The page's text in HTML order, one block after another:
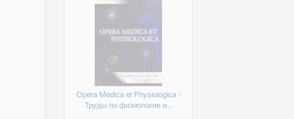
Opera Medica et Physiologica /
Труды по физиологии и...